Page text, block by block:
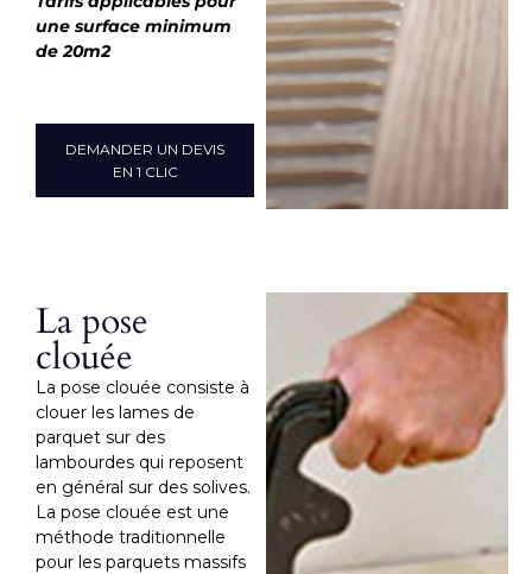
une surface minimum
de 20m2
DEMANDER UN DEVIS
EN 1 CLIC
La pose
clouée
La pose clouée consiste à
clouer les lames de
parquet sur des
lambourdes qui reposent
en général sur des solives.
La pose clouée est une
méthode traditionnelle
pour les parquets massifs